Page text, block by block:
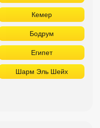
Кемер
Бодрум
Египет
Шарм Эль Шейх